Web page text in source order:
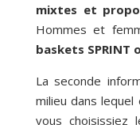
mixtes et
Hommes et
baskets SPRINT
La seconde
milieu dans
vous choisissiez